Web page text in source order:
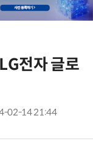
전자 글로
02-14 21:44